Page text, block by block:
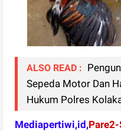
ALSO READ :
Sepeda Motor Dan
Hukum Polres
Mediapertiwi,id,